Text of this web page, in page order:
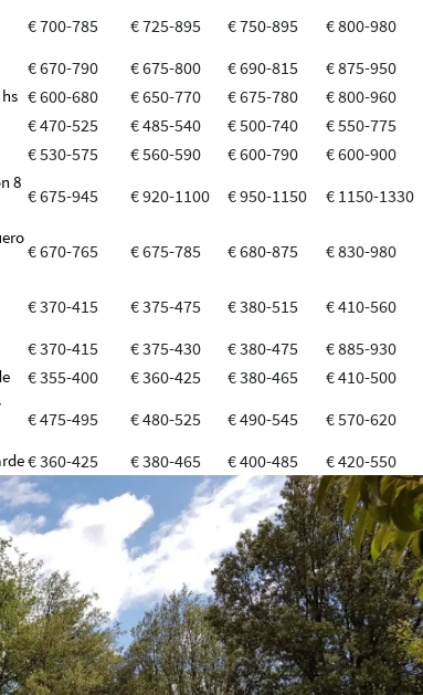
€ 700-785 € 725-895 € 750-895 € 800-980
€ 670-790 € 675-800 € 690-815 € 875-950
€ 600-680 € 650-770 € 675-780 € 800-960
€ 470-525 € 485-540 € 500-740 € 550-775
€ 530-575 € 560-590 € 600-790 € 600-900
8
€ 675-945 € 920-1100 € 950-1150 € 1150-1330
€ 670-765 € 675-785 € 680-875 € 830-980
€ 370-415 € 375-475 € 380-515 € 410-560
€ 370-415 € 375-430 € 380-475 € 885-930
€ 355-400 € 360-425 € 380-465 € 410-500
€ 475-495 € 480-525 € 490-545 € 570-620
€ 360-425 € 380-465 € 400-485 € 420-550